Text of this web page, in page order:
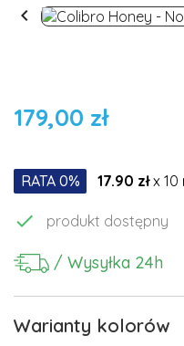

179,00 zł
RATA 0% 17.90 złx 10
 produkt dostępny
/ Wysyłka 24h
Warianty kolorów